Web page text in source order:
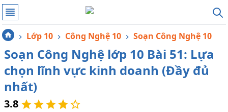
Lớp 10 Công Nghệ 10 Soạn Công Nghệ 10
Soạn Công Nghệ lớp 10 Bài 51: Lựa
chọn lĩnh vực kinh doanh (Đầy đủ
nhất)
3.8